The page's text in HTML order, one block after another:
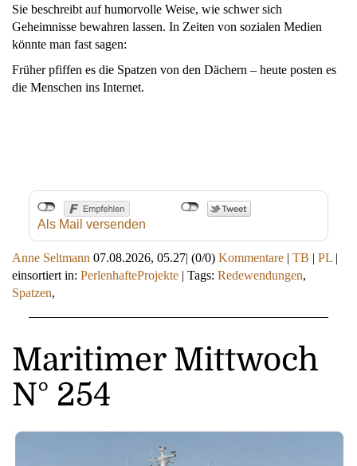
Sie beschreibt auf humorvolle Weise, wie schwer sich
Geheimnisse bewahren lassen. In Zeiten von sozialen Medien
könnte man fast sagen:
Früher pfiffen es die Spatzen von den Dächern – heute posten es
die Menschen ins Internet.
Als Mail versenden
Anne Seltmann 07.08.2026, 05.27| (0/0) Kommentare | TB | PL |
einsortiert in: PerlenhafteProjekte | Tags: Redewendungen,
Spatzen,
Maritimer Mittwoch
N° 254